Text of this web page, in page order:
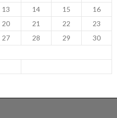
13 14 15
16
20 21 22
23
27 28 29
30